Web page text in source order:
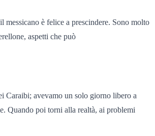
messicano è felice a prescindere. Sono molto
aspetti che può
Caraibi; avevamo un solo giorno libero a
Quando poi torni alla realtà, ai problemi